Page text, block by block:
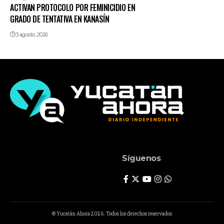
ACTIVAN PROTOCOLO POR FEMINICIDIO EN
GRADO DE TENTATIVA EN KANASÍN
3 agosto, 2026
Síguenos
© Yucatán Ahora 2026. Todos los derechos reservados